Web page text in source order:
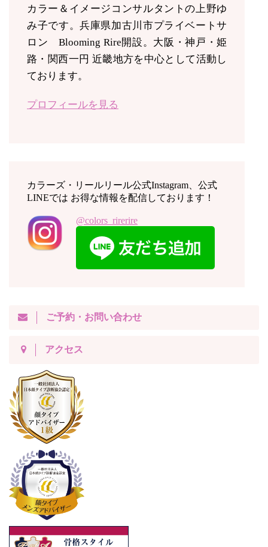
カラー＆イメージコンサルタントの上野ゆ
み子です。兵庫県加古川市プライベートサ
ロン Blooming Rire開設。 大阪・神戸・姫
路・関西一円 近畿地方を中心として活動し
ております。
プロフィールを見る
カラーズ・リールリール公式Instagram、公式
LINEでは お得な情報を配信しております！
@colors_rirerire
ご予約・お問い合わせ
アクセス